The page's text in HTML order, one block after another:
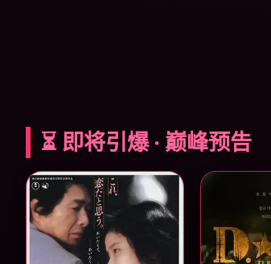
⏳ 即将引爆 · 巅峰预告